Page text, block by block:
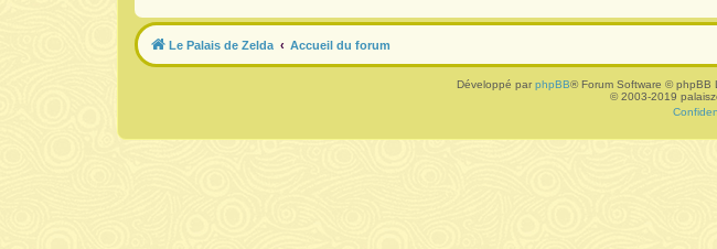
Le Palais de Zelda Accueil du forum
Développé par phpBB® Forum Software © phpBB
© 2003-2019